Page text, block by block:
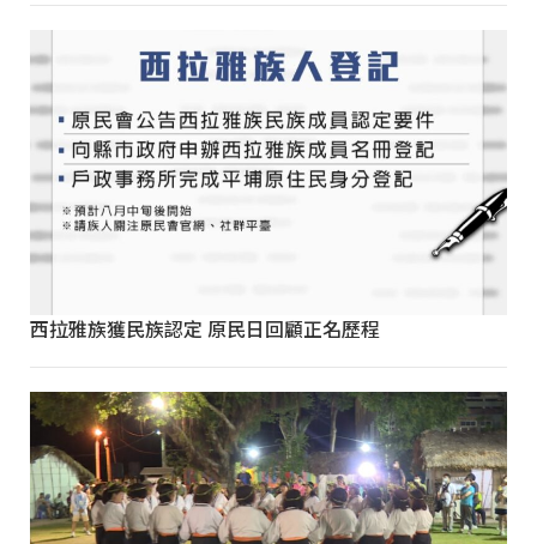
西拉雅族獲民族認定 原民日回顧正名歷程